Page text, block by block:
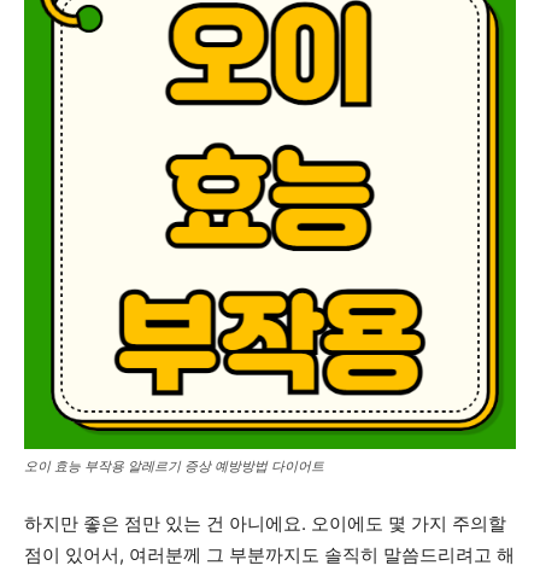
오이 효능 부작용 알레르기 증상 예방방법 다이어트
하지만 좋은 점만 있는 건 아니에요. 오이에도 몇 가지 주의할
점이 있어서, 여러분께 그 부분까지도 솔직히 말씀드리려고 해